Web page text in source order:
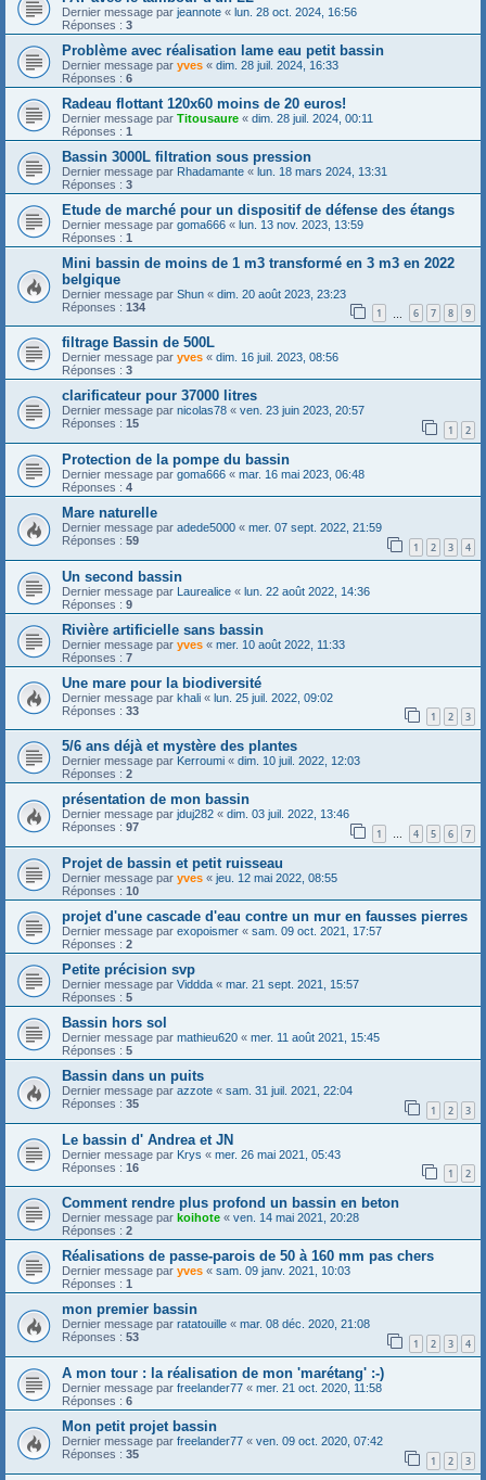
Dernier message par jeannote « lun. 28 oct. 2024, 16:56
Réponses : 3
Problème avec réalisation lame eau petit bassin
Dernier message par yves « dim. 28 juil. 2024, 16:33
Réponses : 6
Radeau flottant 120x60 moins de 20 euros!
Dernier message par Titousaure « dim. 28 juil. 2024, 00:11
Réponses : 1
Bassin 3000L filtration sous pression
Dernier message par Rhadamante « lun. 18 mars 2024, 13:31
Réponses : 3
Etude de marché pour un dispositif de défense des étangs
Dernier message par goma666 « lun. 13 nov. 2023, 13:59
Réponses : 1
Mini bassin de moins de 1 m3 transformé en 3 m3 en 2022
belgique
Dernier message par Shun « dim. 20 août 2023, 23:23
Réponses : 134 1 6 7 8 9
filtrage Bassin de 500L
Dernier message par yves « dim. 16 juil. 2023, 08:56
Réponses : 3
clarificateur pour 37000 litres
Dernier message par nicolas78 « ven. 23 juin 2023, 20:57
Réponses : 15 1 2
Protection de la pompe du bassin
Dernier message par goma666 « mar. 16 mai 2023, 06:48
Réponses : 4
Mare naturelle
Dernier message par adede5000 « mer. 07 sept. 2022, 21:59
Réponses : 59 1 2 3 4
Un second bassin
Dernier message par Laurealice « lun. 22 août 2022, 14:36
Réponses : 9
Rivière artificielle sans bassin
Dernier message par yves « mer. 10 août 2022, 11:33
Réponses : 7
Une mare pour la biodiversité
Dernier message par khali « lun. 25 juil. 2022, 09:02
Réponses : 33 1 2 3
5/6 ans déjà et mystère des plantes
Dernier message par Kerroumi « dim. 10 juil. 2022, 12:03
Réponses : 2
présentation de mon bassin
Dernier message par jduj282 « dim. 03 juil. 2022, 13:46
Réponses : 97 1 … 4 5 6 7
Projet de bassin et petit ruisseau
Dernier message par yves « jeu. 12 mai 2022, 08:55
Réponses : 10
projet d'une cascade d'eau contre un mur en fausses pierres
Dernier message par exopoismer « sam. 09 oct. 2021, 17:57
Réponses : 2
Petite précision svp
Dernier message par Viddda « mar. 21 sept. 2021, 15:57
Réponses : 5
Bassin hors sol
Dernier message par mathieu620 « mer. 11 août 2021, 15:45
Réponses : 5
Bassin dans un puits
Dernier message par azzote « sam. 31 juil. 2021, 22:04
Réponses : 35 1 2 3
Le bassin d' Andrea et JN
Dernier message par Krys « mer. 26 mai 2021, 05:43
Réponses : 16 1 2
Comment rendre plus profond un bassin en beton
Dernier message par koihote « ven. 14 mai 2021, 20:28
Réponses : 2
Réalisations de passe-parois de 50 à 160 mm pas chers
Dernier message par yves « sam. 09 janv. 2021, 10:03
Réponses : 1
mon premier bassin
Dernier message par ratatouille « mar. 08 déc. 2020, 21:08
Réponses : 53 1 2 3 4
A mon tour : la réalisation de mon 'marétang' :-)
Dernier message par freelander77 « mer. 21 oct. 2020, 11:58
Réponses : 6
Mon petit projet bassin
Dernier message par freelander77 « ven. 09 oct. 2020, 07:42
Réponses : 35 1 2 3